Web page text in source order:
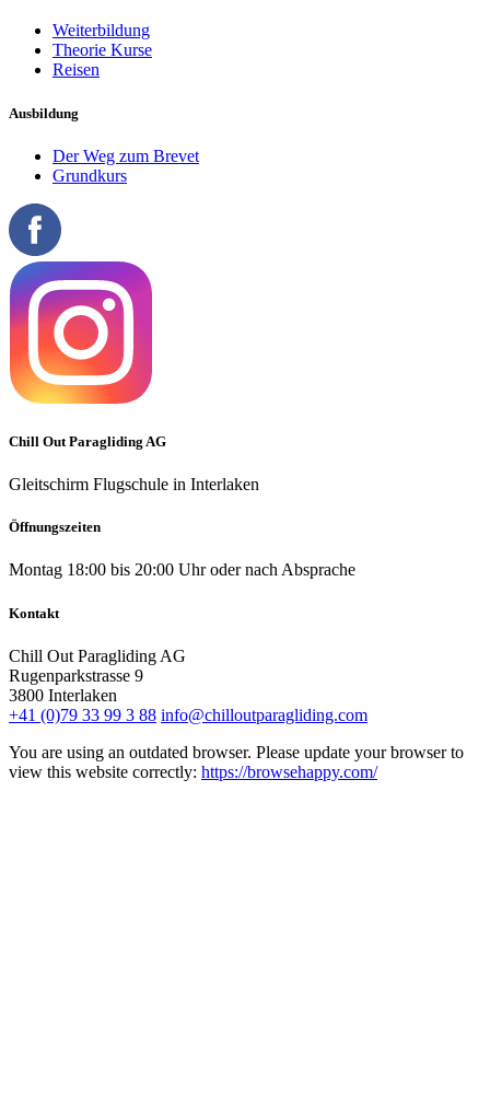
Weiterbildung
Theorie Kurse
Reisen
Ausbildung
Der Weg zum Brevet
Grundkurs
Chill Out Paragliding AG
Gleitschirm Flugschule in Interlaken
Öffnungszeiten
Montag 18:00 bis 20:00 Uhr oder nach Absprache
Kontakt
Chill Out Paragliding AG
Rugenparkstrasse 9
3800 Interlaken
+41 (0)79 33 99 3 88 info@chilloutparagliding.com
You are using an outdated browser. Please update your browser to
view this website correctly: https://browsehappy.com/